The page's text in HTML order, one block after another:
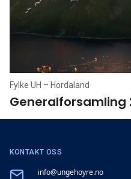
Fylke UH – Hordaland
Generalforsamling
KONTAKT OSS
Email info@ungehoyre.no